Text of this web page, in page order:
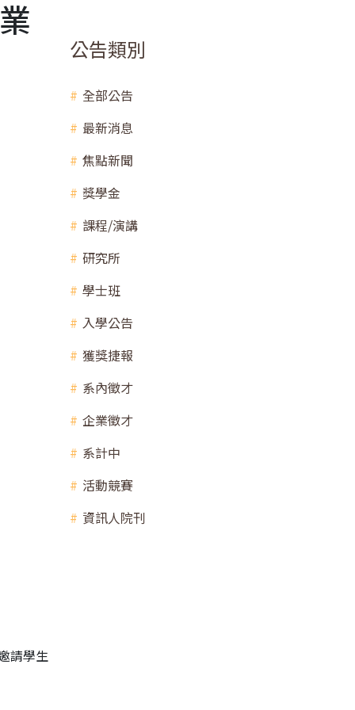
請學生
公告類別
全部公告
最新消息
焦點新聞
獎學金
課程/演講
研究所
學士班
入學公告
獲獎捷報
系內徵才
企業徵才
系計中
活動競賽
資訊人院刊